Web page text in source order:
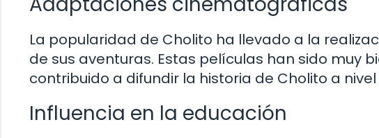
La popularidad de Cholito ha llevado a la
de sus aventuras. Estas películas han sido muy
contribuido a difundir la historia de Cholito a
Influencia en la educación